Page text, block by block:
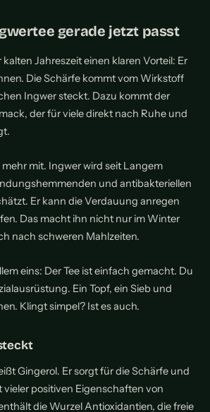
gerade jetzt passt
Jahreszeit einen klaren Vorteil: Er
Die Schärfe kommt vom Wirkstoff
Ingwer steckt. Dazu kommt der
der für viele direkt nach Ruhe und
mit. Ingwer wird seit Langem
und antibakteriellen
Er kann die Verdauung anregen
Das macht ihn nicht nur im Winter
nach schweren Mahlzeiten.
eins: Der Tee ist einfach gemacht. Du
Ein Topf, ein Sieb und
Klingt simpel? Ist es auch.
Gingerol. Er sorgt für die Schärfe und
positiven Eigenschaften von
die Wurzel Antioxidantien, die freie